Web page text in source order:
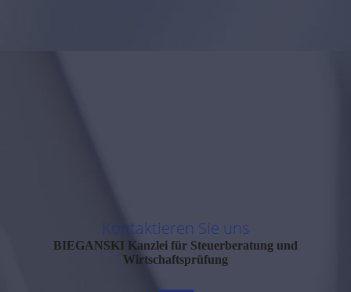
Kontaktieren Sie uns
BIEGANSKI Kanzlei für Steuerberatung und
Wirtschaftsprüfung